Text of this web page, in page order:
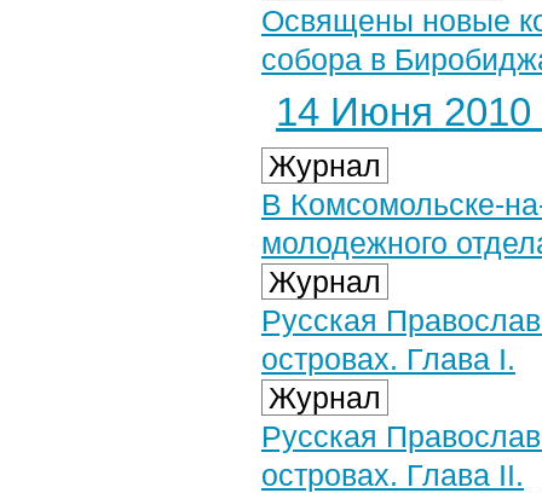
Освящены новые
собора в
14 Июня 2010
Журнал
В Комсомольске-
молодежного
Журнал
Русская
островах. Глава I.
Журнал
Русская
островах. Глава II.